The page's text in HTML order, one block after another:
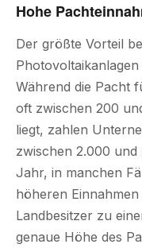
Hohe
Der größte Vorteil
Während die Pacht
oft zwischen 200
liegt, zahlen
zwischen 2.000
Jahr, in manchen
höheren
Landbesitzer zu
genaue Höhe des